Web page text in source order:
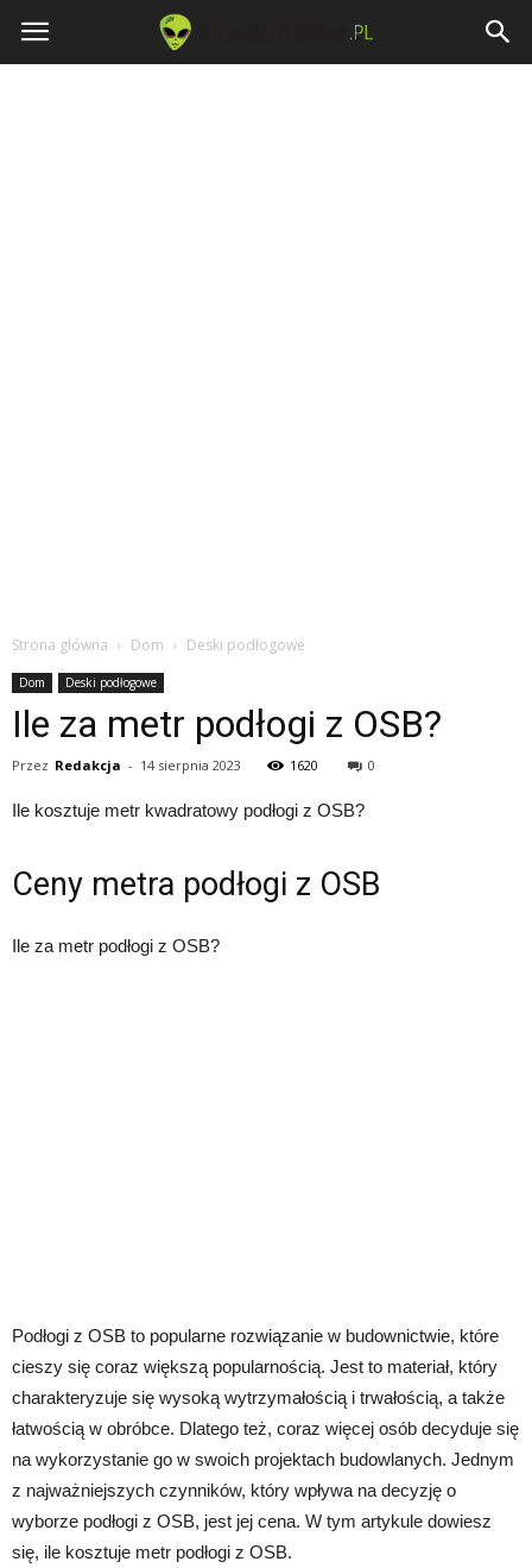
Niewiarygodne.pl
Strona główna Dom Deski podłogowe
Dom Deski podłogowe
Ile za metr podłogi z OSB?
Przez Redakcja - 14 sierpnia 2023 1620 0
Ile kosztuje metr kwadratowy podłogi z OSB?
Ceny metra podłogi z OSB
Ile za metr podłogi z OSB?
Podłogi z OSB to popularne rozwiązanie w budownictwie, które
cieszy się coraz większą popularnością. Jest to materiał, który
charakteryzuje się wysoką wytrzymałością i trwałością, a także
łatwością w obróbce. Dlatego też, coraz więcej osób decyduje się
na wykorzystanie go w swoich projektach budowlanych. Jednym
z najważniejszych czynników, który wpływa na decyzję o
wyborze podłogi z OSB, jest jej cena. W tym artykule dowiesz
się, ile kosztuje metr podłogi z OSB.